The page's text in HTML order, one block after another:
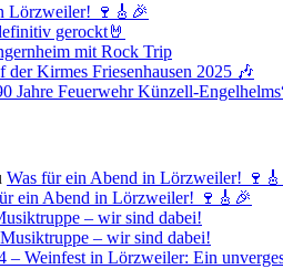
Lörzweiler! 🍷🎸🎉
gerockt🤘
mit Rock Trip
der Kirmes Friesenhausen 2025 🎶
Jahre Feuerwehr Künzell-
Was für ein Abend in Lörzweiler!
ein Abend in Lörzweiler! 🍷🎸🎉
– wir sind dabei!
– wir sind dabei!
– Weinfest in Lörzweiler: Ein